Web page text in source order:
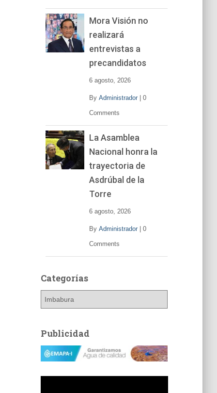
Mora Visión no
realizará
entrevistas a
precandidatos
6 agosto, 2026
By Administrador| 0
Comments
La Asamblea
Nacional honra la
trayectoria de
Asdrúbal de la
Torre
6 agosto, 2026
By Administrador| 0
Comments
Categorías
g
Publicidad